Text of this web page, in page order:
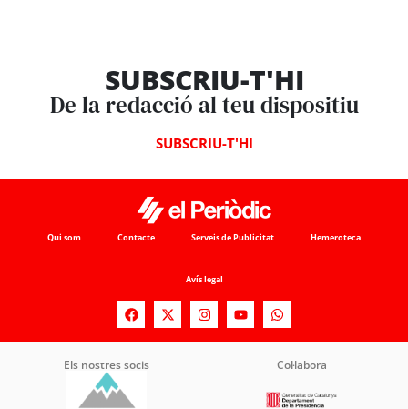
SUBSCRIU-T'HI
De la redacció al teu dispositiu
SUBSCRIU-T'HI
Qui som Contacte Serveis de Publicitat Hemeroteca
Avís legal
Els nostres socis Col·labora